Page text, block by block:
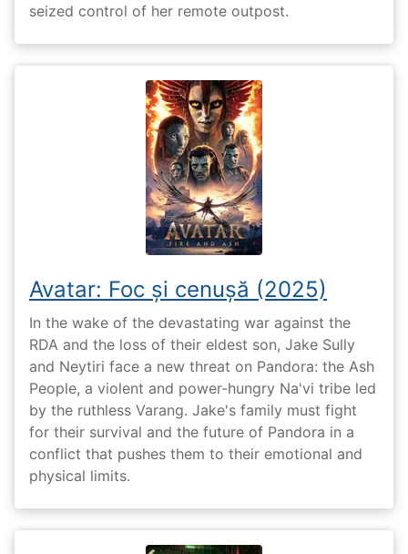
seized control of her remote outpost.
Avatar: Foc și cenușă (2025)
In the wake of the devastating war against the
RDA and the loss of their eldest son, Jake Sully
and Neytiri face a new threat on Pandora: the Ash
People, a violent and power-hungry Na'vi tribe led
by the ruthless Varang. Jake's family must fight
for their survival and the future of Pandora in a
conflict that pushes them to their emotional and
physical limits.